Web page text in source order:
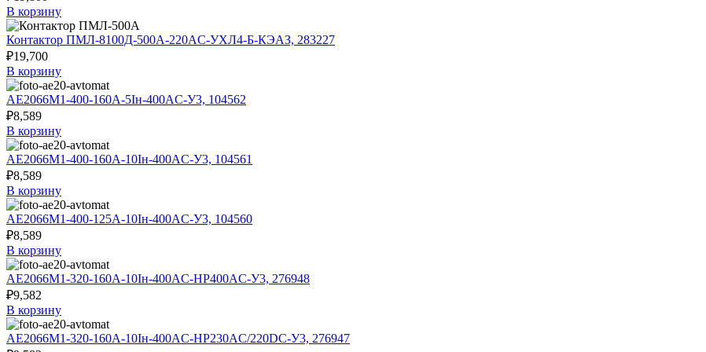
В корзину
Контактор ПМЛ-8100Д-500А-220AC-УХЛ4-Б-КЭАЗ, 283227
₽19,700
В корзину
АЕ2066М1-400-160А-5Iн-400AC-У3, 104562
₽8,589
В корзину
АЕ2066М1-400-160А-10Iн-400AC-У3, 104561
₽8,589
В корзину
АЕ2066М1-400-125А-10Iн-400AC-У3, 104560
₽8,589
В корзину
АЕ2066М1-320-160А-10Iн-400AC-НР400AC-У3, 276948
₽9,582
В корзину
АЕ2066М1-320-160А-10Iн-400AC-НР230AC/220DC-У3, 276947